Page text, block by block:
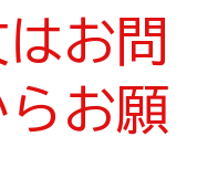
お問
お願